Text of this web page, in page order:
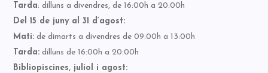
Tarda: dilluns a divendres, de 16:00h a 20:00h
Del 15 de juny al 31 d’agost:
Matí: de dimarts a divendres de 09:00h a 13:00h
Tarda: dilluns de 16:00h a 20:00h
Bibliopiscines, juliol i agost: